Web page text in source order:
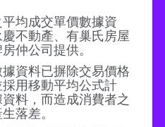
均成交單價數據資
不動產、有巢氏房屋
仲公司提供。
資料已摒除交易價格
用移動平均公式計
料，而造成消費者之
落差。